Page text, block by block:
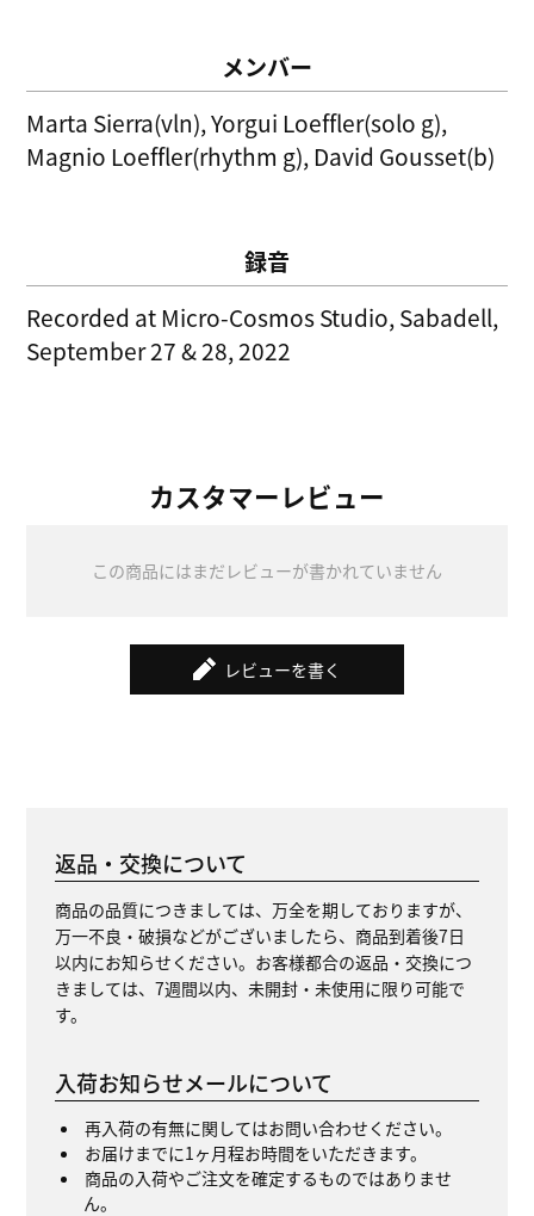
メンバー
Marta Sierra(vln), Yorgui Loeffler(solo g),
Magnio Loeffler(rhythm g), David Gousset(b)
録音
Recorded at Micro-Cosmos Studio, Sabadell,
September 27 & 28, 2022
カスタマーレビュー
この商品にはまだレビューが書かれていません
レビューを書く
返品・交換について
商品の品質につきましては、万全を期しておりますが、
万一不良・破損などがございましたら、商品到着後7日
以内にお知らせください。お客様都合の返品・交換につ
きましては、7週間以内、未開封・未使用に限り可能で
す。
入荷お知らせメールについて
再入荷の有無に関してはお問い合わせください。
お届けまでに1ヶ月程お時間をいただきます。
商品の入荷やご注文を確定するものではありませ
ん。